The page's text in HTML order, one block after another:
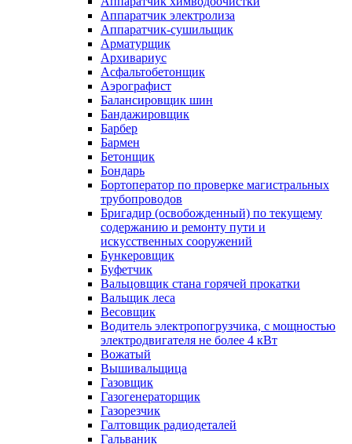
Аппаратчик электролиза
Аппаратчик-сушильщик
Арматурщик
Архивариус
Асфальтобетонщик
Аэрографист
Балансировщик шин
Бандажировщик
Барбер
Бармен
Бетонщик
Бондарь
Бортоператор по проверке магистральных
трубопроводов
Бригадир (освобожденный) по текущему
содержанию и ремонту пути и
искусственных сооружений
Бункеровщик
Буфетчик
Вальцовщик стана горячей прокатки
Вальщик леса
Весовщик
Водитель электропогрузчика, с мощностью
электродвигателя не более 4 кВт
Вожатый
Вышивальщица
Газовщик
Газогенераторщик
Газорезчик
Галтовщик радиодеталей
Гальваник